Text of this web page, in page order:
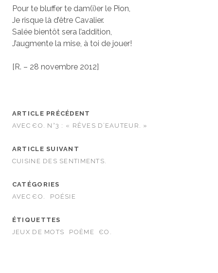
Pour te bluffer te dam(i)er le Pion,
Je risque là d’être Cavalier.
Salée bientôt sera l’addition,
J’augmente la mise, à toi de jouer!
[R. – 28 novembre 2012]
ARTICLE PRÉCÉDENT
AVEC ЄO. N°3 : « RÊVES D’EAUTEUR. »
ARTICLE SUIVANT
CUISINE DES SENTIMENTS.
CATÉGORIES
AVEC ЄO.
POÉSIE
ÉTIQUETTES
JEUX DE MOTS
POÈME ЄO.